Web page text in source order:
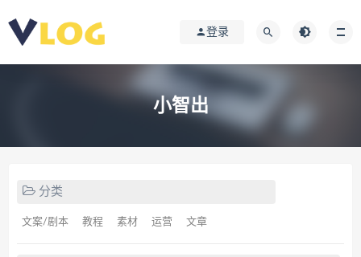
登录
小智出
分类
文案/剧本 教程 素材 运营 文章